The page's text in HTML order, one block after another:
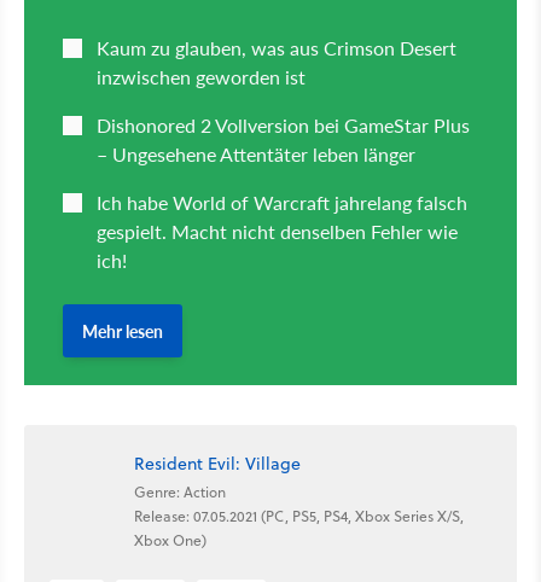
Resident Evil: Village
Genre: Action
Release: 07.05.2021 (PC, PS5, PS4, Xbox Series X/S,
Xbox One)